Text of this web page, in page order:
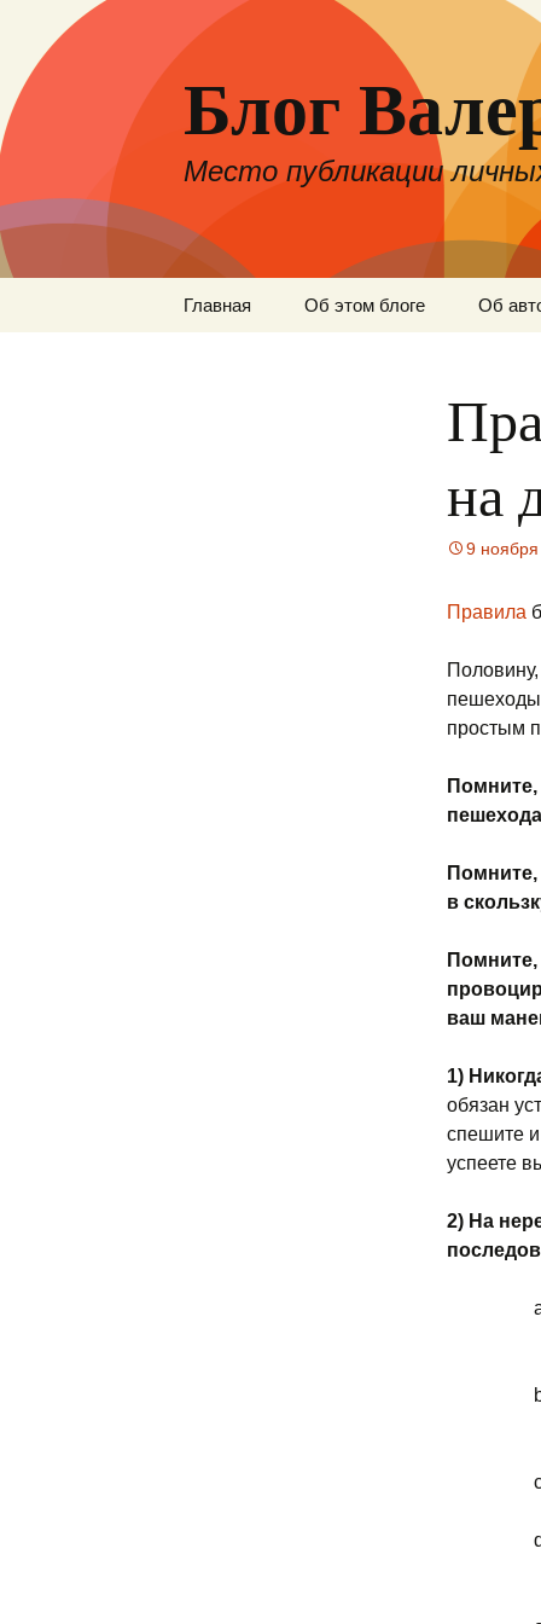
Блог
Место публикации
Главная Об этом блоге Об
на
9
Правила
пешеходы
простым
Помните,
в
ваш
1)
обязан
спешите
успеете
2) На